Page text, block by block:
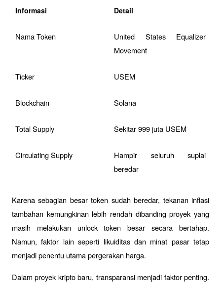
Informasi Detail
Nama Token
United States Equalizer
Movement
Ticker USEM
Blockchain Solana
Total Supply Sekitar 999 juta USEM
Circulating Supply
Hampir seluruh suplai
beredar
Karena sebagian besar token sudah beredar, tekanan inflasi
tambahan kemungkinan lebih rendah dibanding proyek yang
masih melakukan unlock token besar secara bertahap.
Namun, faktor lain seperti likuiditas dan minat pasar tetap
menjadi penentu utama pergerakan harga.
Dalam proyek kripto baru, transparansi menjadi faktor penting.